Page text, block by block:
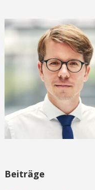
Beiträge